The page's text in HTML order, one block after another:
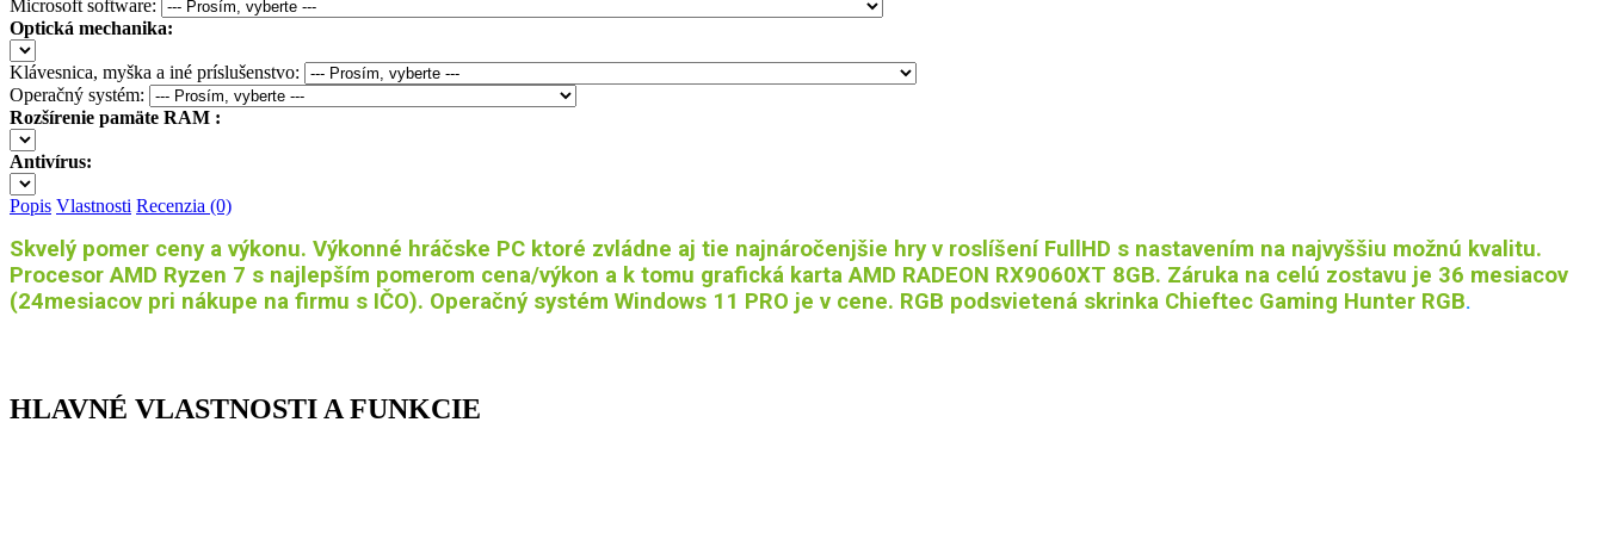
Microsoft software:
Optická mechanika:
Klávesnica, myška a iné príslušenstvo:
Operačný systém:
Rozšírenie pamäte RAM :
Antivírus:
Popis Vlastnosti Recenzia (0)
Skvelý pomer ceny a výkonu. Výkonné hráčske PC ktoré zvládne aj tie najnáročenjšie hry v roslíšení FullHD s nastavením na najvyššiu možnú kvalitu.
Procesor AMD Ryzen 7 s najlepším pomerom cena/výkon a k tomu grafická karta AMD RADEON RX9060XT 8GB. Záruka na celú zostavu je 36 mesiacov
(24mesiacov pri nákupe na firmu s IČO). Operačný systém Windows 11 PRO je v cene. RGB podsvietená skrinka Chieftec Gaming Hunter RGB.
HLAVNÉ VLASTNOSTI A FUNKCIE